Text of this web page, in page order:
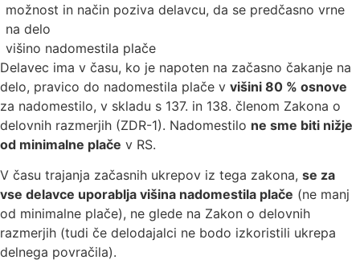
možnost in način poziva delavcu, da se predčasno vrne
na delo
višino nadomestila plače
Delavec ima v času, ko je napoten na začasno čakanje na
delo, pravico do nadomestila plače v višini 80 % osnove
za nadomestilo, v skladu s 137. in 138. členom Zakona o
delovnih razmerjih (ZDR-1). Nadomestilo ne sme biti nižje
od minimalne plače v RS.
V času trajanja začasnih ukrepov iz tega zakona, se za
vse delavce uporablja višina nadomestila plače (ne manj
od minimalne plače), ne glede na Zakon o delovnih
razmerjih (tudi če delodajalci ne bodo izkoristili ukrepa
delnega povračila).